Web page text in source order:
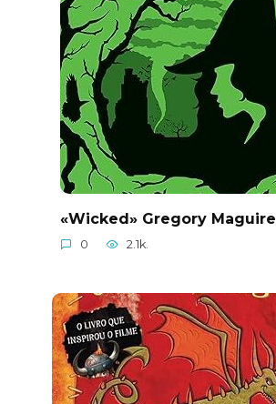
«Wicked» Gregory Maguire
0 2.1k.